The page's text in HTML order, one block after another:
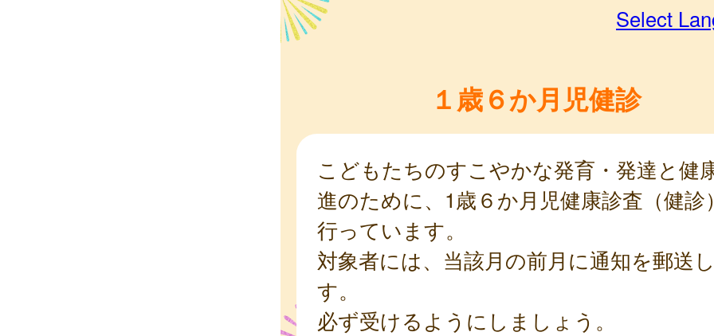
Select
１歳６か月児健診
こどもたちのすこやかな発育・発達と健
進のために、1歳６か月児健康診査（健診
行っています。
対象者には、当該月の前月に通知を郵送
す。
必ず受けるようにしましょう。